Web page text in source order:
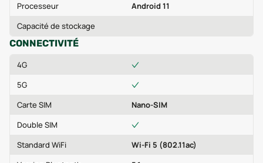
Processeur
Android 11
Capacité de stockage
CONNECTIVITÉ
4G
5G
Carte SIM
Nano-SIM
Double SIM
Standard WiFi
Wi-Fi 5 (802.11ac)